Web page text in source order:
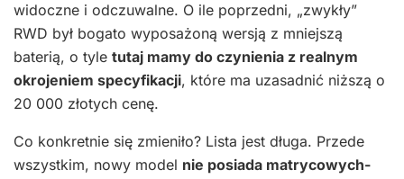
widoczne i odczuwalne. O ile poprzedni, „zwykły”
RWD był bogato wyposażoną wersją z mniejszą
baterią, o tyle tutaj mamy do czynienia z realnym
okrojeniem specyfikacji, które ma uzasadnić niższą o
20 000 złotych cenę.
Co konkretnie się zmieniło? Lista jest długa. Przede
wszystkim, nowy model nie posiada matrycowych-